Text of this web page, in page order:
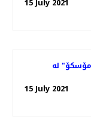
لە
15 July 2021